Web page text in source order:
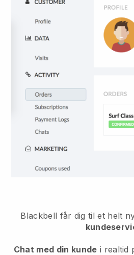
Blackbell får dig til et helt
Chat med din kunde i realtid